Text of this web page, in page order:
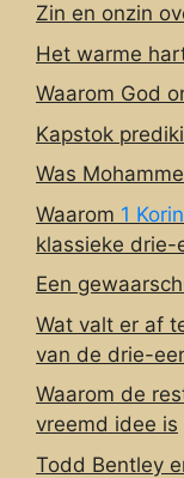
Zin en onzin
Het warme
Waarom God
Kapstok
Was
Waarom 1
klassieke drie-
Een
Wat valt er af
van de drie-
Waarom de
vreemd idee is
Todd Bentley